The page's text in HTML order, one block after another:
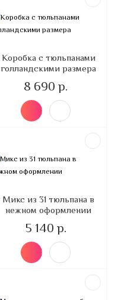
Коробка с тюльпанами
голландскими размера
8 690 р.
Микс из 31 тюльпана в
нежном оформлении
5 140 р.